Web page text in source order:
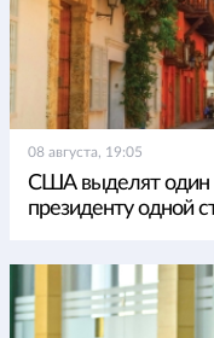
08 августа, 19:05
США выделят один
президенту одной